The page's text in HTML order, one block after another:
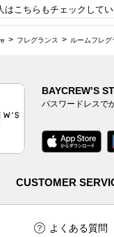
はこちらもチェックして
フレグランス ルームフレグ
BAYCREW’S
パスワードレスで
CUSTOMER
よくある質問